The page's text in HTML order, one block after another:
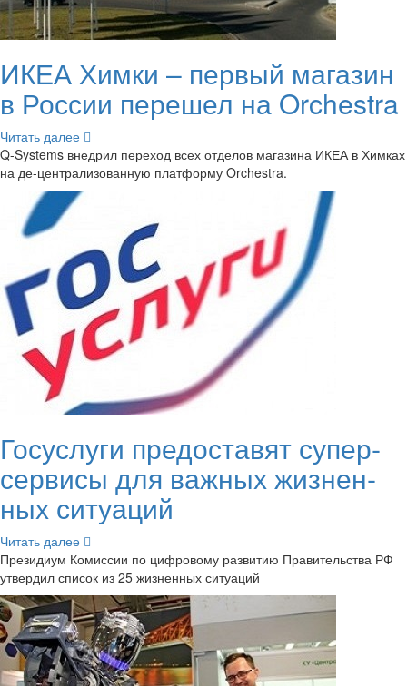
ИКЕА Химки – пер­вый ма­га­зин
в Рос­сии пе­ре­шел на Orchestra
Чи­тать далее
Q-​Systems внед­рил пе­ре­ход всех от­де­лов ма­га­зи­на ИКЕА в Хим­ках
на де-​централизованную плат­фор­му Orchestra.
Го­сус­лу­ги предо­ста­вят су­пер­
сер­ви­сы для важ­ных жиз­нен­
ных си­ту­а­ций
Чи­тать далее
Пре­зи­ди­ум Ко­мис­сии по циф­ро­во­му раз­ви­тию Пра­ви­тель­ства РФ
утвер­дил спи­сок из 25 жиз­нен­ных си­ту­а­ций